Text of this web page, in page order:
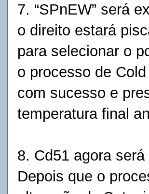
7. “SPnEW” será
o direito estará
para selecionar o
o processo de
com sucesso e
temperatura final
8. Cd51 agora
Depois que o